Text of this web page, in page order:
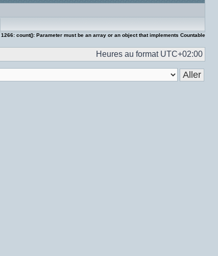
1266: count(): Parameter must be an array or an object that implements Countable
Heures au format UTC+02:00